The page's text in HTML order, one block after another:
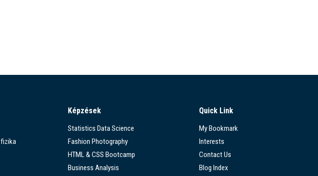
Képzések
Statistics Data Science
Fashion Photography
HTML & CSS Bootcamp
Business Analysis
Quick Link
My Bookmark
Interests
Contact Us
Blog Index